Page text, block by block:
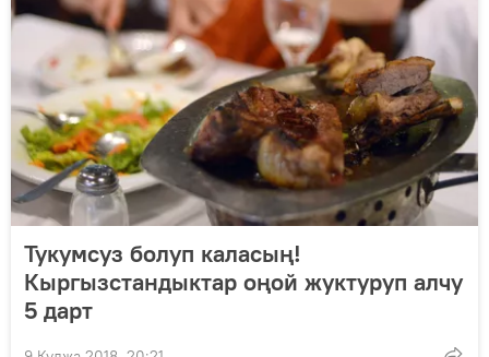
Тукумсуз болуп каласың!
Кыргызстандыктар оңой жуктуруп алчу
5 дарт